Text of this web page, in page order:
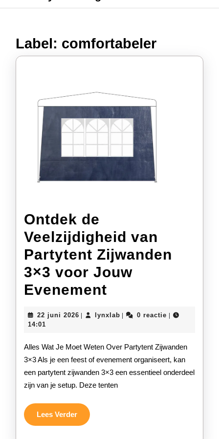
Label: comfortabeler
Ontdek de
Veelzijdigheid van
Partytent Zijwanden
3×3 voor Jouw
Evenement
Veelzijdigheid
van
Partytent
Zijwanden
22 juni 2026 22
lynxlablynxlab0 reactie
14:01
Alles Wat Je Moet Weten Over Partytent Zijwanden
3×3 Als je een feest of evenement organiseert, kan
een partytent zijwanden 3×3 een essentieel onderdeel
zijn van je setup. Deze tenten
Lees VerderLees
Verder